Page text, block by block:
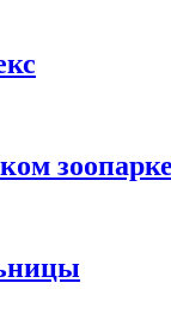
зоопарке